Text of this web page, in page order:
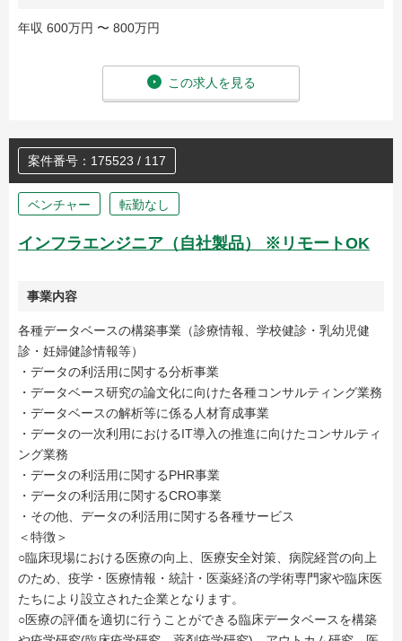
年収 600万円 〜 800万円
この求人を見る
案件番号：175523 / 117
ベンチャー 転勤なし
インフラエンジニア（自社製品） ※リモートOK
事業内容
各種データベースの構築事業（診療情報、学校健診・乳幼児健
診・妊婦健診情報等）
・データの利活用に関する分析事業
・データベース研究の論文化に向けた各種コンサルティング業務
・データベースの解析等に係る人材育成事業
・データの一次利用におけるIT導入の推進に向けたコンサルティ
ング業務
・データの利活用に関するPHR事業
・データの利活用に関するCRO事業
・その他、データの利活用に関する各種サービス
＜特徴＞
○臨床現場における医療の向上、医療安全対策、病院経営の向上
のため、疫学・医療情報・統計・医薬経済の学術専門家や臨床医
たちにより設立された企業となります。
○医療の評価を適切に行うことができる臨床データベースを構築